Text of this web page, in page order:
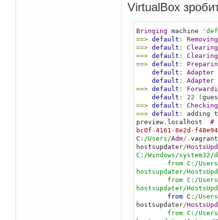
VirtualBox
Bringing machine
==> default :
Removing
==> default : Clearing
==> default : Clearing
==> default :
default : Adapter
default : Adapter
==> default :
default : 22 (
==> default :
Checking
==> default :
adding
preview. localhost #
bc0f-4161-8e2d-
C : /Users/Adm/. vagrant
hostsupdater/
C:/Windows/
hostsupdater/
hostsupdater/
from C : /
hostsupdater/